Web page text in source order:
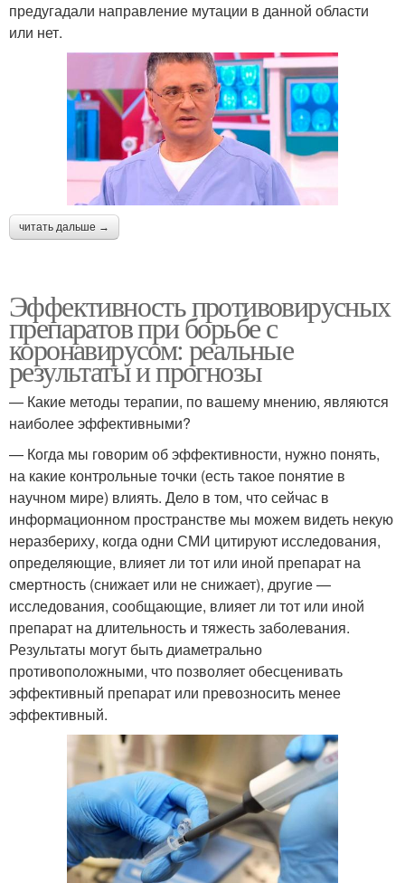
предугадали направление мутации в данной области
или нет.
читать дальше →
Эффективность противовирусных
препаратов при борьбе с
коронавирусом: реальные
результаты и прогнозы
— Какие методы терапии, по вашему мнению, являются
наиболее эффективными?
— Когда мы говорим об эффективности, нужно понять,
на какие контрольные точки (есть такое понятие в
научном мире) влиять. Дело в том, что сейчас в
информационном пространстве мы можем видеть некую
неразбериху, когда одни СМИ цитируют исследования,
определяющие, влияет ли тот или иной препарат на
смертность (снижает или не снижает), другие —
исследования, сообщающие, влияет ли тот или иной
препарат на длительность и тяжесть заболевания.
Результаты могут быть диаметрально
противоположными, что позволяет обесценивать
эффективный препарат или превозносить менее
эффективный.